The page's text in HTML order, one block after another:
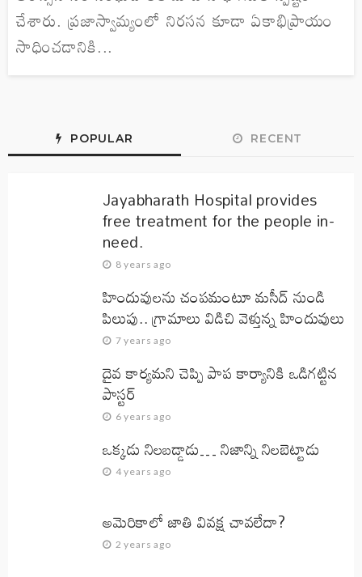
చేశారు. ప్రజాస్వామ్యంలో నిరసన కూడా ఏకాభిప్రాయం
సాధించడానికి...
POPULAR RECENT
Jayabharath Hospital provides
free treatment for the people in-
need.
8 years ago
హిందువులను చంపమంటూ మసీద్ నుండి
పిలుపు.. గ్రామాలు విడిచి వెళ్తున్న హిందువులు
7 years ago
దైవ కార్యమని చెప్పి పాప కార్యానికి ఒడిగట్టిన
పాస్టర్
6 years ago
ఒక్కడు నిలబడ్డాడు… నిజాన్ని నిలబెట్టాడు
4 years ago
అమెరికాలో జాతి వివక్ష చావలేదా?
2 years ago